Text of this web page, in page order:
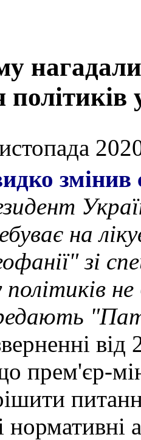
змінив
на
зі
не
прем'єр-